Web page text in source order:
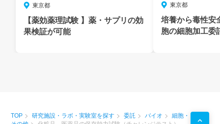
東京都
【薬効薬理試験 】薬・サプリの効
果検証が可能
東京都
培養から毒性安
胞の細胞加工委
TOP 研究施設・ラボ・実験室を探す 委託 バイオ
細胞・